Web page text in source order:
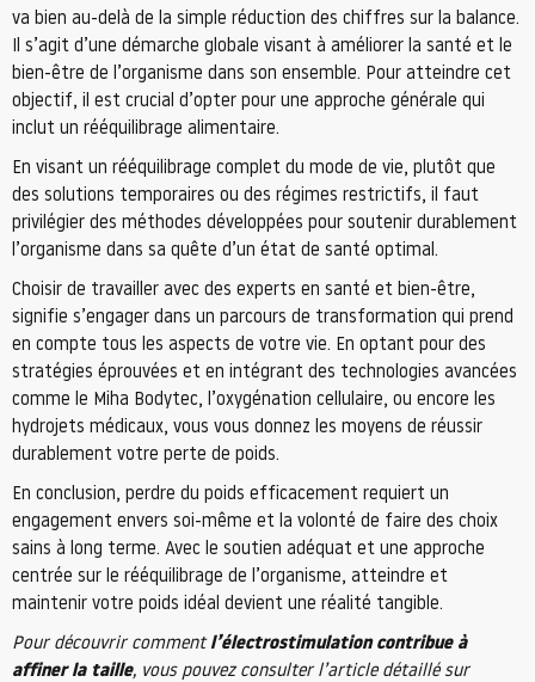
va bien au-delà de la simple réduction des chiffres sur la balance.
Il s’agit d’une démarche globale visant à améliorer la santé et le
bien-être de l’organisme dans son ensemble. Pour atteindre cet
objectif, il est crucial d’opter pour une approche générale qui
inclut un rééquilibrage alimentaire.
En visant un rééquilibrage complet du mode de vie, plutôt que
des solutions temporaires ou des régimes restrictifs, il faut
privilégier des méthodes développées pour soutenir durablement
l’organisme dans sa quête d’un état de santé optimal.
Choisir de travailler avec des experts en santé et bien-être,
signifie s’engager dans un parcours de transformation qui prend
en compte tous les aspects de votre vie. En optant pour des
stratégies éprouvées et en intégrant des technologies avancées
comme le Miha Bodytec, l’oxygénation cellulaire, ou encore les
hydrojets médicaux, vous vous donnez les moyens de réussir
durablement votre perte de poids.
En conclusion, perdre du poids efficacement requiert un
engagement envers soi-même et la volonté de faire des choix
sains à long terme. Avec le soutien adéquat et une approche
centrée sur le rééquilibrage de l’organisme, atteindre et
maintenir votre poids idéal devient une réalité tangible.
Pour découvrir comment l’électrostimulation contribue à
affiner la taille, vous pouvez consulter l’article détaillé sur